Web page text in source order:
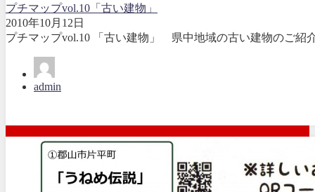
プチマップvol.10「古い建物」
2010年10月12日
プチマップvol.10 「古い建物」 県中地域の古い建物のご
admin